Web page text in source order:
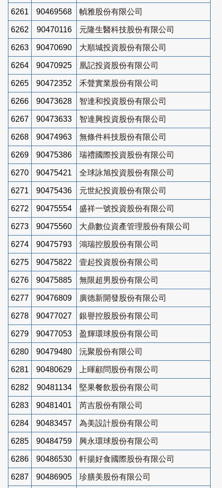
6261 90469568 幀雅股份有限公司
6262 90470116 元隆生醫科技股份有限公司
6263 90470690 大順城投資股份有限公司
6264 90470925 凰記投資股份有限公司
6265 90472352 禾聲實業股份有限公司
6266 90473628 智達和投資股份有限公司
6267 90473633 智達興投資股份有限公司
6268 90474963 無條件科技股份有限公司
6269 90475386 瑞禮國際投資股份有限公司
6270 90475421 全球詠旭投資股份有限公司
6271 90475436 元世紀投資股份有限公司
6272 90475554 盛祥一號投資股份有限公司
6273 90475560 大鼎數位資產管理股份有限公司
6274 90475793 鴻瑞控股股份有限公司
6275 90475822 壹起投資股份有限公司
6276 90475885 無限超男股份有限公司
6277 90476809 廣德新開發股份有限公司
6278 90477027 銀譽控股股份有限公司
6279 90477053 盈輝環球股份有限公司
6280 90479480 沅聚股份有限公司
6281 90480629 上暉顧問股份有限公司
6282 90481134 堅果餐飲股份有限公司
6283 90481401 芮吉股份有限公司
6284 90483457 為美設計股份有限公司
6285 90484759 興永環球股份有限公司
6286 90486530 軒揚好食國際股份有限公司
6287 90486905 珍膳美股份有限公司